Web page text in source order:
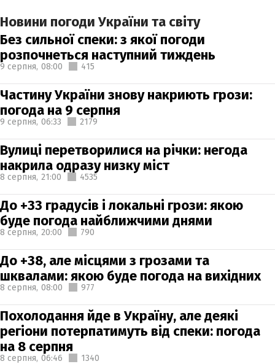
Новини погоди України та світу
Без сильної спеки: з якої погоди
розпочнеться наступний тиждень
9 серпня, 08:00 415
Частину України знову накриють грози:
погода на 9 серпня
9 серпня, 06:33 2179
Вулиці перетворилися на річки: негода
накрила одразу низку міст
8 серпня, 21:00 4535
До +33 градусів і локальні грози: якою
буде погода найближчими днями
8 серпня, 20:00 790
До +38, але місцями з грозами та
шквалами: якою буде погода на вихідних
8 серпня, 08:00 977
Похолодання йде в Україну, але деякі
регіони потерпатимуть від спеки: погода
на 8 серпня
8 серпня, 06:46 1340